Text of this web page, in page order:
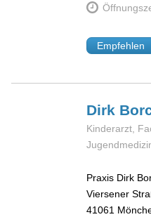
Empfehlen
Dirk
Kinderarzt,
Praxis Dirk
Viersener
41061